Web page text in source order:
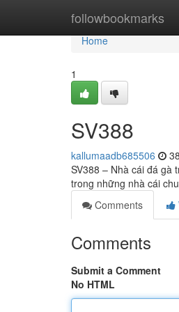
followbookmarks
Home
Home
1
SV388
kallumaadb685506
SV388 – Nhà cái đá gà
trong những nhà cái
Comments
Comments
Submit a Comment
No HTML